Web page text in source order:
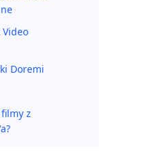
Video
Doremi
z